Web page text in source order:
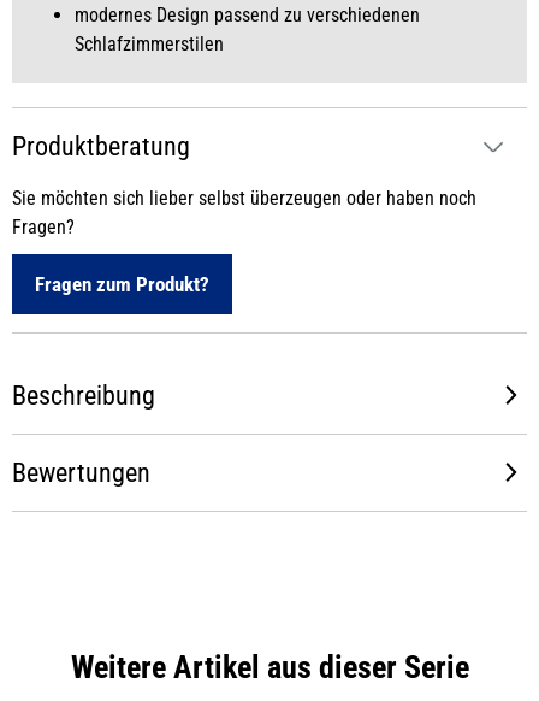
modernes Design passend zu verschiedenen
Schlafzimmerstilen
Produktberatung
Sie möchten sich lieber selbst überzeugen oder haben noch
Fragen?
Fragen zum Produkt?
Beschreibung
Bewertungen
Weitere Artikel aus dieser Serie